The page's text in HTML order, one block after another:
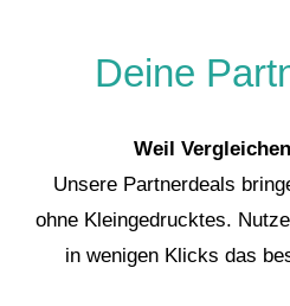
Deine
Weil
Unsere Partnerdeals
ohne Kleingedrucktes.
in wenigen Klicks das